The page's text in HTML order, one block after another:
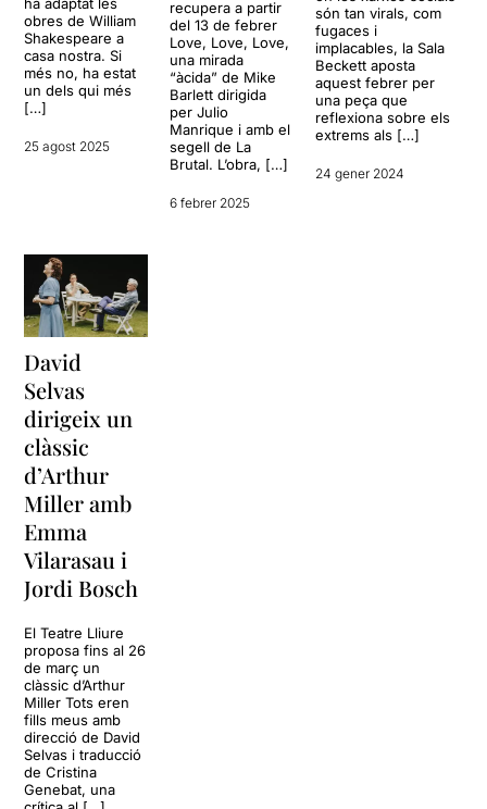
obres de William
Shakespeare a
casa nostra. Si
més no, ha estat
un dels qui més
[…]
25 agost 2025
recupera a partir
del 13 de febrer
Love, Love, Love,
una mirada
“àcida” de Mike
Barlett dirigida
per Julio
Manrique i amb el
segell de La
Brutal. L’obra, […]
6 febrer 2025
són tan virals, com
fugaces i
implacables, la Sala
Beckett aposta
aquest febrer per
una peça que
reflexiona sobre els
extrems als […]
24 gener 2024
David
Selvas
dirigeix un
clàssic
d’Arthur
Miller amb
Emma
Vilarasau i
Jordi Bosch
El Teatre Lliure
proposa fins al 26
de març un
clàssic d’Arthur
Miller Tots eren
fills meus amb
direcció de David
Selvas i traducció
de Cristina
Genebat, una